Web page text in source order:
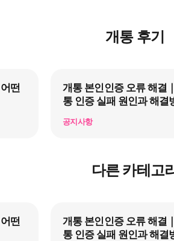
개통 후기
떤
개통 본인인증 오류 해결
통 인증 실패 원인과 해결
공지사항
다른 카테고리
떤
개통 본인인증 오류 해결
통 인증 실패 원인과 해결